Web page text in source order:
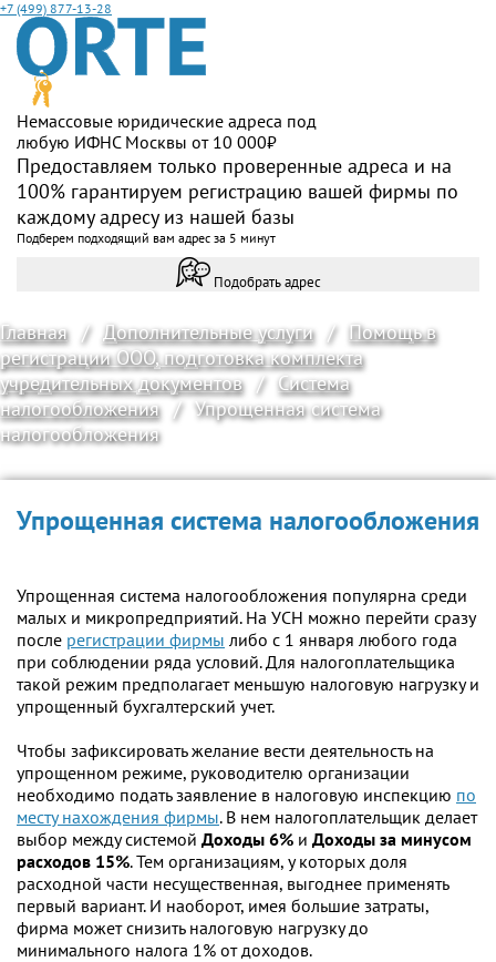
+7 (499) 877-13-28
Немассовые юридические адреса под
любую ИФНС Москвы от 10 000₽
Предоставляем только проверенные адреса и на
100% гарантируем регистрацию вашей фирмы по
каждому адресу из нашей базы
Подберем подходящий вам адрес за 5 минут
Подобрать адрес
Главная / Дополнительные услуги / Помощь в
регистрации ООО, подготовка комплекта
учредительных документов / Cистема
налогообложения / Упрощенная система
налогообложения
Упрощенная система налогообложения
Упрощенная система налогообложения популярна среди
малых и микропредприятий. На УСН можно перейти сразу
после регистрации фирмы либо с 1 января любого года
при соблюдении ряда условий. Для налогоплательщика
такой режим предполагает меньшую налоговую нагрузку и
упрощенный бухгалтерский учет.
Чтобы зафиксировать желание вести деятельность на
упрощенном режиме, руководителю организации
необходимо подать заявление в налоговую инспекцию по
месту нахождения фирмы. В нем налогоплательщик делает
выбор между системой Доходы 6% и Доходы за минусом
расходов 15%. Тем организациям, у которых доля
расходной части несущественная, выгоднее применять
первый вариант. И наоборот, имея большие затраты,
фирма может снизить налоговую нагрузку до
минимального налога 1% от доходов.